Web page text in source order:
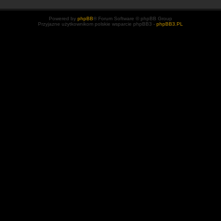
Powered by phpBB® Forum Software © phpBB Group
Przyjazne użytkownikom polskie wsparcie phpBB3 - phpBB3.PL